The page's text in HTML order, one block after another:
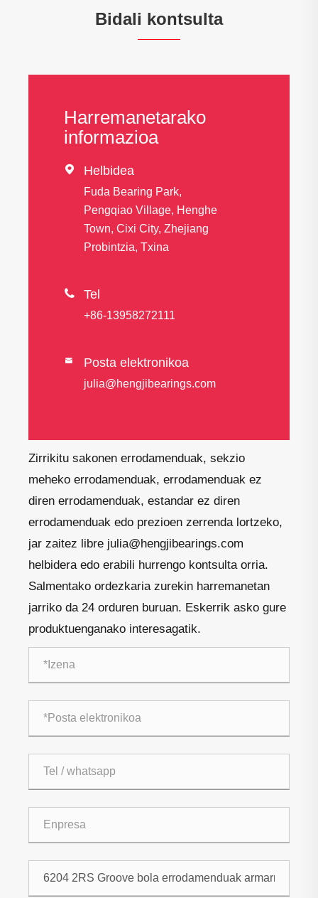
Bidali kontsulta
Harremanetarako
informazioa
 Helbidea
Fuda Bearing Park,
Pengqiao Village, Henghe
Town, Cixi City, Zhejiang
Probintzia, Txina
 Tel
+86-13958272111
 Posta elektronikoa
julia@hengjibearings.com
Zirrikitu sakonen errodamenduak, sekzio
meheko errodamenduak, errodamenduak ez
diren errodamenduak, estandar ez diren
errodamenduak edo prezioen zerrenda lortzeko,
jar zaitez libre julia@hengjibearings.com
helbidera edo erabili hurrengo kontsulta orria.
Salmentako ordezkaria zurekin harremanetan
jarriko da 24 orduren buruan. Eskerrik asko gure
produktuenganako interesagatik.